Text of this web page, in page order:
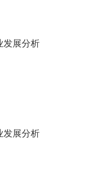
发展分析
发展分析